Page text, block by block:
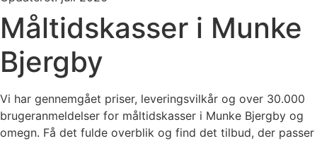
Måltidskasser i Munke
Bjergby
Vi har gennemgået priser, leveringsvilkår og over 30.000
brugeranmeldelser for måltidskasser i Munke Bjergby og
omegn. Få det fulde overblik og find det tilbud, der passer